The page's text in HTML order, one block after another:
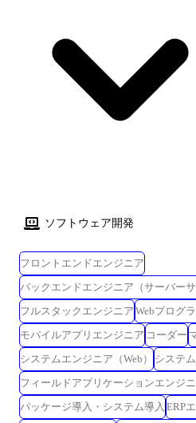
ソフトウェア開発
フロントエンドエンジニア
バックエンドエンジニア（サーバーサ
フルスタックエンジニア Webプログ
モバイルアプリエンジニア コーダー
システムエンジニア（Web）
システ
フィールドアプリケーションエンジニ
パッケージ導入・システム導入 ERP